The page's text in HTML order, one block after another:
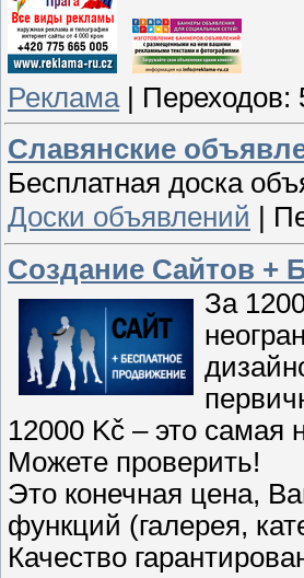
Реклама | Переходов:
Славянские
Бесплатная доска
Доски объявлений
Создание Сайтов +
За
12000 Kč – это самая
Можете проверить!
Это конечная цена,
функций (галерея,
Качество